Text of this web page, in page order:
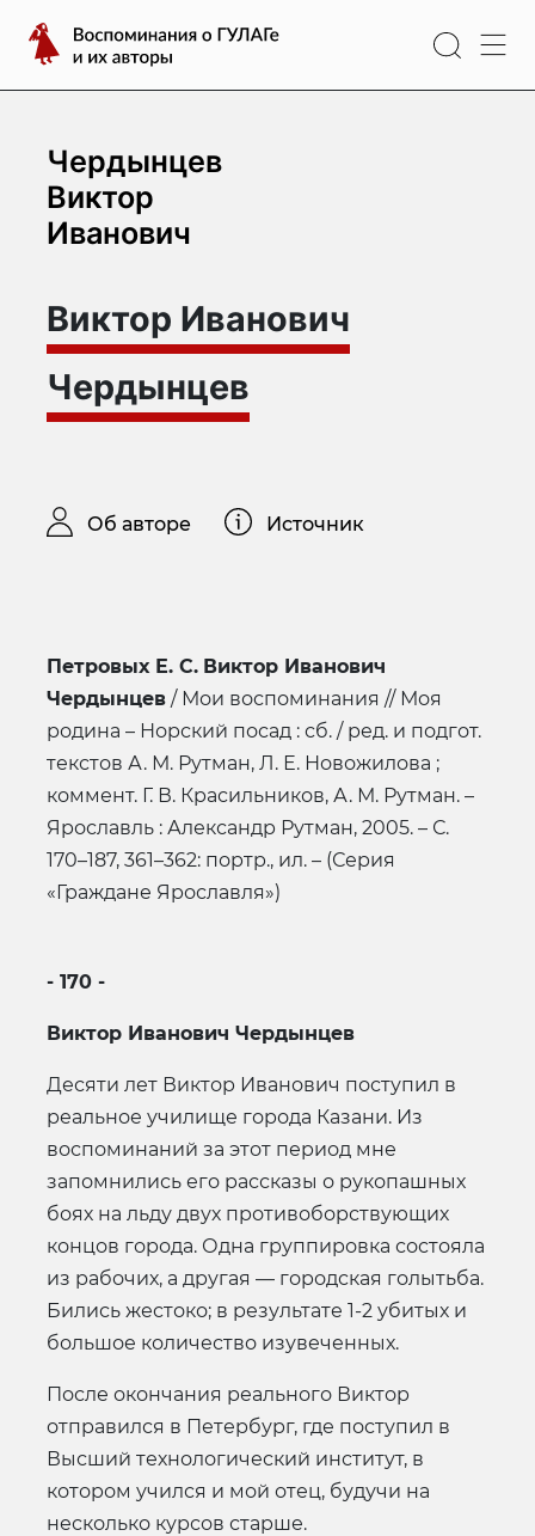
содержимому
Воспоминания
о
ГУЛАГе
их
авторы
Чердынцев
Виктор
Иванович
Виктор Иванович
Чердынцев
Об авторе Источник
Петровых Е. С. Виктор Иванович
Чердынцев / Мои воспоминания // Моя
родина – Норский посад : сб. / ред. и подгот.
текстов А. М. Рутман, Л. Е. Новожилова ;
коммент. Г. В. Красильников, А. М. Рутман. –
Ярославль : Александр Рутман, 2005. – С.
170–187, 361–362: портр., ил. – (Серия
«Граждане Ярославля»)
- 170 -
Виктор Иванович Чердынцев
Десяти лет Виктор Иванович поступил в
реальное училище города Казани. Из
воспоминаний за этот период мне
запомнились его рассказы о рукопашных
боях на льду двух противоборствующих
концов города. Одна группировка состояла
из рабочих, а другая — городская голытьба.
Бились жестоко; в результате 1-2 убитых и
большое количество изувеченных.
После окончания реального Виктор
отправился в Петербург, где поступил в
Высший технологический институт, в
котором учился и мой отец, будучи на
несколько курсов старше.